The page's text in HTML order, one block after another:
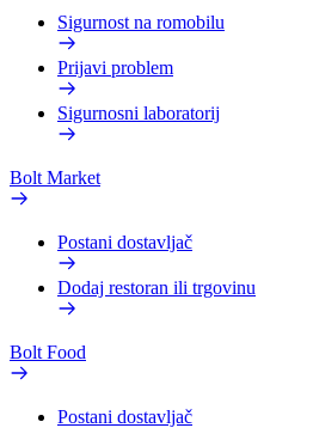
Sigurnost na romobilu
Prijavi problem
Sigurnosni laboratorij
Bolt Market
Postani dostavljač
Dodaj restoran ili trgovinu
Bolt Food
Postani dostavljač